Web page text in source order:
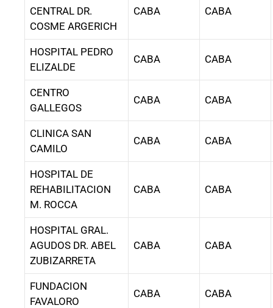
CENTRAL DR.
COSME ARGERICH
CABA CABA
HOSPITAL PEDRO
ELIZALDE
CABA CABA
CENTRO
GALLEGOS
CABA CABA
CLINICA SAN
CAMILO
CABA CABA
HOSPITAL DE
REHABILITACION
M. ROCCA
CABA CABA
HOSPITAL GRAL.
AGUDOS DR. ABEL
ZUBIZARRETA
CABA CABA
FUNDACION
FAVALORO
CABA CABA